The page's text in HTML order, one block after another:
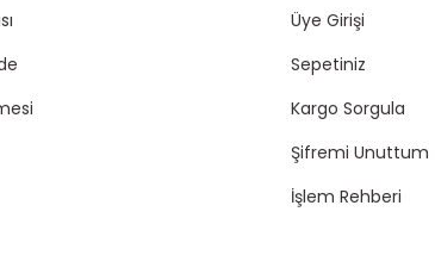
Üye Girişi
Sepetiniz
Kargo Sorgula
Şifremi Unuttum
İşlem Rehberi